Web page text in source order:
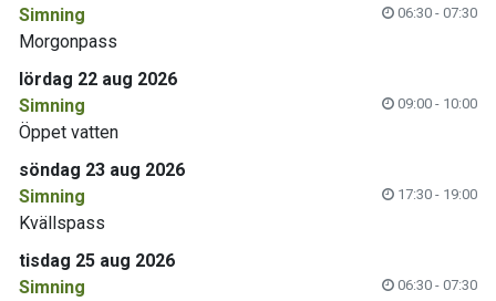
Simning
06:30 - 07:30
Morgonpass
lördag 22 aug 2026
Simning
09:00 - 10:00
Öppet vatten
söndag 23 aug 2026
Simning
17:30 - 19:00
Kvällspass
tisdag 25 aug 2026
Simning
06:30 - 07:30